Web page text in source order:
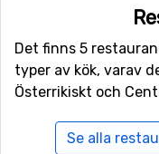
Det finns 5
typer av kök, varav
Österrikiskt och
Se alla